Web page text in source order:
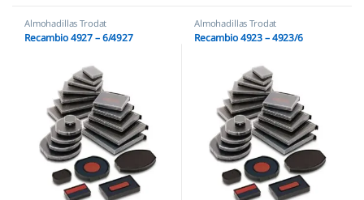
Almohadillas Trodat
Recambio 4927 – 6/4927
Almohadillas Trodat
Recambio 4923 – 4923/6